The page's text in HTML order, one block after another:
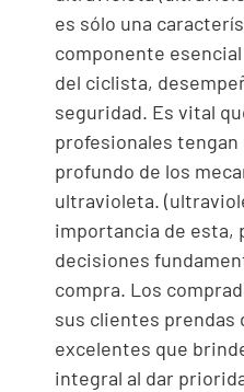
es sólo una
componente
del ciclista,
seguridad. Es vital
profesionales
profundo de los
ultravioleta.
importancia de esta,
decisiones
compra. Los
sus clientes prendas
excelentes que
integral al dar